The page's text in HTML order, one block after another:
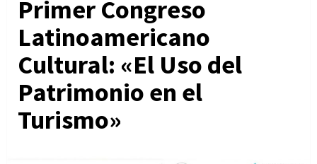
Primer Congreso
Latinoamericano
Cultural: «El Uso del
Patrimonio en el
Turismo»